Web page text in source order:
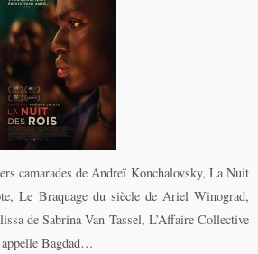
camarades de Andreï Konchalovsky, La Nuit
Le Braquage du siècle de Ariel Winograd,
de Sabrina Van Tassel, L’Affaire Collective
Bagdad…